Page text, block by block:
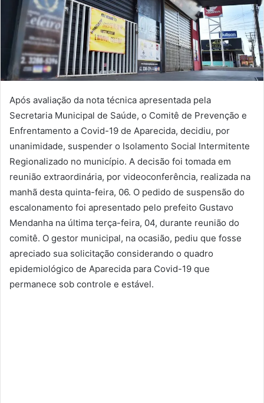
Após avaliação da nota técnica apresentada pela
Secretaria Municipal de Saúde, o Comitê de Prevenção e
Enfrentamento a Covid-19 de Aparecida, decidiu, por
unanimidade, suspender o Isolamento Social Intermitente
Regionalizado no município. A decisão foi tomada em
reunião extraordinária, por videoconferência, realizada na
manhã desta quinta-feira, 06. O pedido de suspensão do
escalonamento foi apresentado pelo prefeito Gustavo
Mendanha na última terça-feira, 04, durante reunião do
comitê. O gestor municipal, na ocasião, pediu que fosse
apreciado sua solicitação considerando o quadro
epidemiológico de Aparecida para Covid-19 que
permanece sob controle e estável.